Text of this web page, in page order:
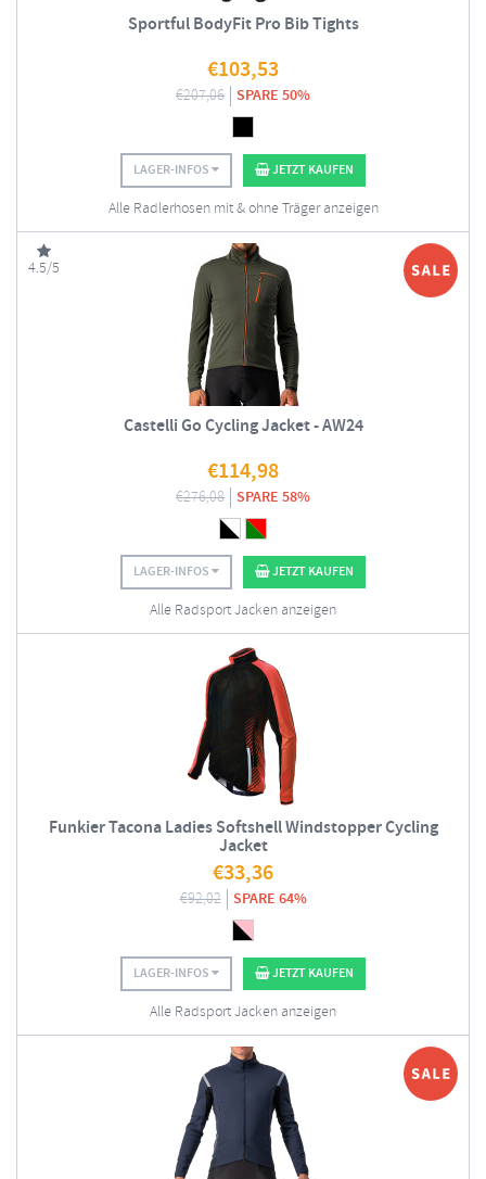
Sportful BodyFit Pro Bib Tights
€103,53
€207,06 SPARE 50%
LAGER-INFOS JETZT KAUFEN
Alle Radlerhosen mit & ohne Träger anzeigen
4.5/5
Castelli Go Cycling Jacket - AW24
€114,98
€276,08 SPARE 58%
LAGER-INFOS JETZT KAUFEN
Alle Radsport Jacken anzeigen
Funkier Tacona Ladies Softshell Windstopper Cycling
Jacket
€33,36
€92,02 SPARE 64%
LAGER-INFOS JETZT KAUFEN
Alle Radsport Jacken anzeigen